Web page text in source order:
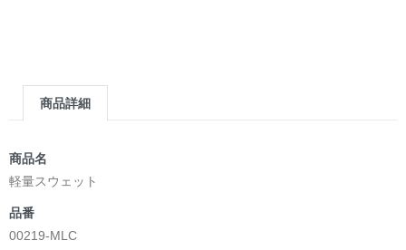
[主人公である小説家の遺作]を絵本化。
＜小説/絵本版＞ 凛々風猛 -ririkazetakeru
英語版: https://amzn.asia/d/8u7Cebe
＿＿＿＿＿＿＿＿＿＿＿＿＿＿＿＿＿＿＿＿＿＿
＜著者: 絵本/挿画作成＞ 凛々風 猛 -リリカゼタケル
日本語版: https://amzn.asia/d/8oNk92Q
商品詳細
商品名
軽量スウェット
品番
00219-MLC